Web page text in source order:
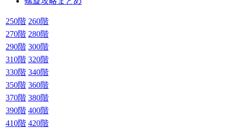
250階 260階
270階 280階
290階 300階
310階 320階
330階 340階
350階 360階
370階 380階
390階 400階
410階 420階